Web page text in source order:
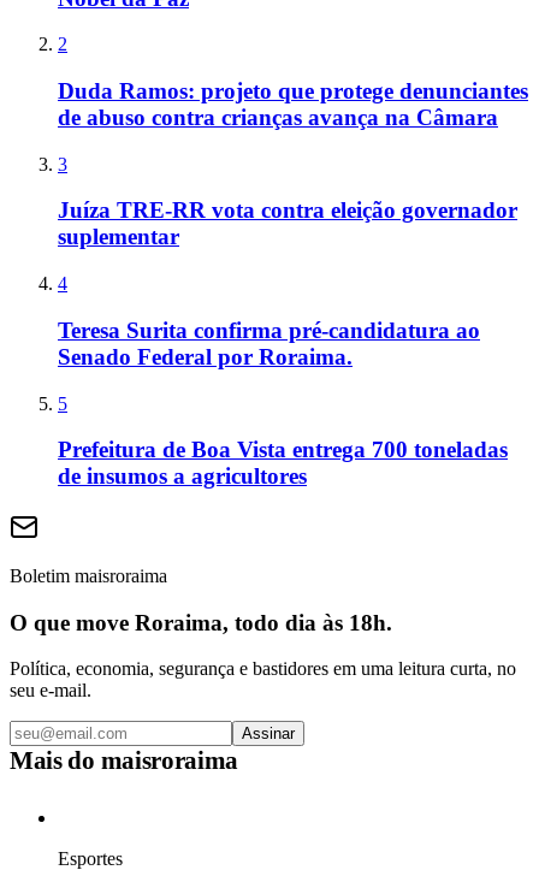
2
Duda Ramos: projeto que protege denunciantes
de abuso contra crianças avança na Câmara
3
Juíza TRE-RR vota contra eleição governador
suplementar
4
Teresa Surita confirma pré-candidatura ao
Senado Federal por Roraima.
5
Prefeitura de Boa Vista entrega 700 toneladas
de insumos a agricultores
Boletim maisroraima
O que move Roraima, todo dia às 18h.
Política, economia, segurança e bastidores em uma leitura curta, no
seu e-mail.
Assinar
Mais do maisroraima
Esportes